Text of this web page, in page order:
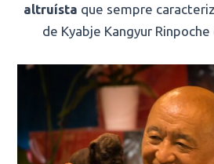
altruísta que sempre
de Kyabje Kangyur Rinpoche